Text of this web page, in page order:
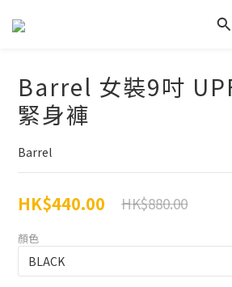
Barrel 女裝9吋
緊身褲
Barrel
HK$440.00 HK$880.00
顏色